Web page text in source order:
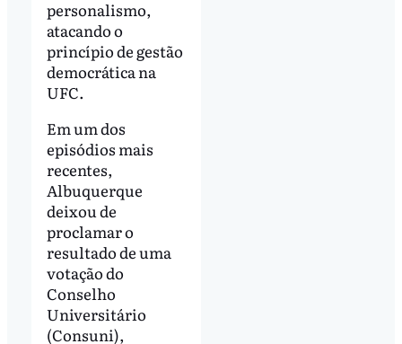
personalismo,
atacando o
princípio de gestão
democrática na
UFC.
Em um dos
episódios mais
recentes,
Albuquerque
deixou de
proclamar o
resultado de uma
votação do
Conselho
Universitário
(Consuni),